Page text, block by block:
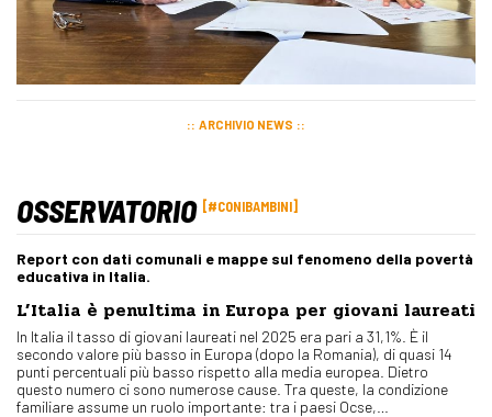
ARCHIVIO NEWS
OSSERVATORIO #CONIBAMBINI
Report con dati comunali e mappe sul fenomeno della povertà
educativa in Italia.
L’Italia è penultima in Europa per giovani laureati
In Italia il tasso di giovani laureati nel 2025 era pari a 31,1%. È il
secondo valore più basso in Europa (dopo la Romania), di quasi 14
punti percentuali più basso rispetto alla media europea. Dietro
questo numero ci sono numerose cause. Tra queste, la condizione
familiare assume un ruolo importante: tra i paesi Ocse,…